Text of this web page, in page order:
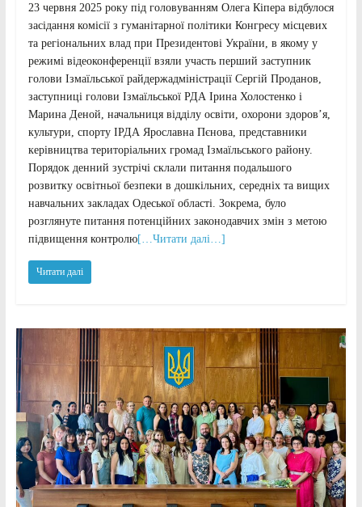
23 червня 2025 року під головуванням Олега Кіпера відбулося
засідання комісії з гуманітарної політики Конгресу місцевих
та регіональних влад при Президентові України, в якому у
режимі відеоконференції взяли участь перший заступник
голови Ізмаїльської райдержадміністрації Сергій Проданов,
заступниці голови Ізмаїльської РДА Ірина Холостенко і
Марина Деной, начальниця відділу освіти, охорони здоров’я,
культури, спорту ІРДА Ярославна Пєнова, представники
керівництва територіальних громад Ізмаїльського району.
Порядок денний зустрічі склали питання подальшого
розвитку освітньої безпеки в дошкільних, середніх та вищих
навчальних закладах Одеської області. Зокрема, було
розглянуте питання потенційних законодавчих змін з метою
підвищення контролю[…Читати далі…]
Читати далі